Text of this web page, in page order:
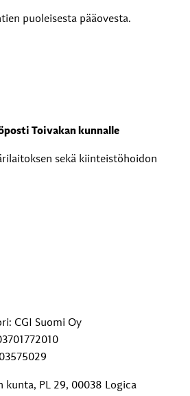
puoleisesta pääovesta.
Toivakan kunnalle
sekä kiinteistöhoidon
CGI Suomi Oy
kunta, PL 29, 00038 Logica